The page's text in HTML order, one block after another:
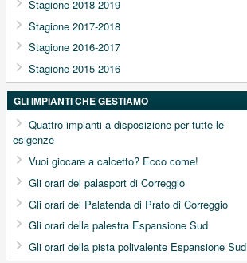
Stagione 2018-2019
Stagione 2017-2018
Stagione 2016-2017
Stagione 2015-2016
GLI IMPIANTI CHE GESTIAMO
Quattro impianti a disposizione per tutte le
esigenze
Vuoi giocare a calcetto? Ecco come!
Gli orari del palasport di Correggio
Gli orari del Palatenda di Prato di Correggio
Gli orari della palestra Espansione Sud
Gli orari della pista polivalente Espansione Sud